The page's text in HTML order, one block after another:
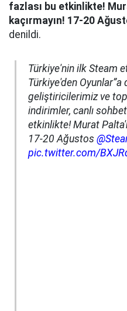
fazlası bu etkinlikte!
kaçırmayın! 17-20
denildi.
Türkiye'nin ilk Steam
Türkiye'den
geliştiricilerimiz ve
indirimler, canlı
etkinlikte! Murat
17-20 Ağustos
pic.twitter.com/